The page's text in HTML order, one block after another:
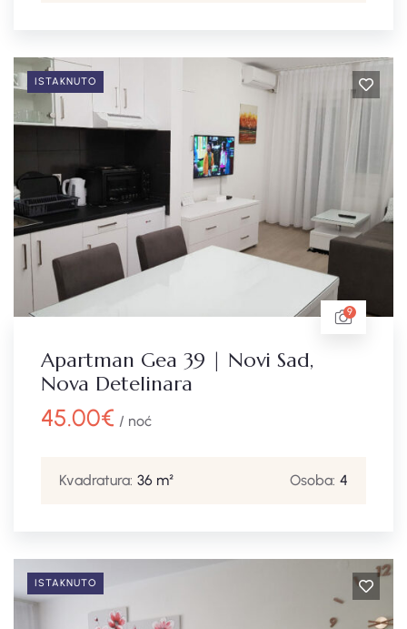
ISTAKNUTO
9
Apartman Gea 39 | Novi Sad,
Nova Detelinara
45.00€ / noć
Kvadratura: 36 m² Osoba: 4
ISTAKNUTO